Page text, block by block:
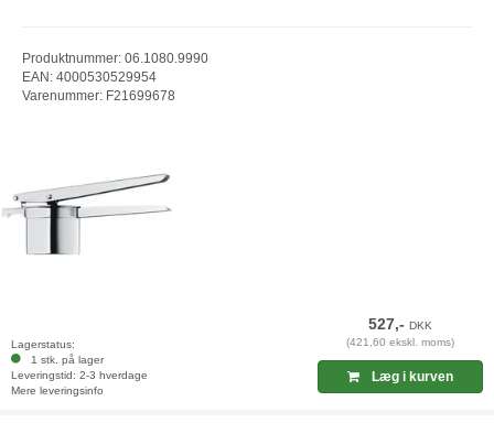
Produktnummer: 06.1080.9990
EAN: 4000530529954
Varenummer: F21699678
Lagerstatus:
1 stk. på lager
Leveringstid: 2-3 hverdage
Mere leveringsinfo
527,-DKK
(421,60 ekskl. moms)
Læg i kurven